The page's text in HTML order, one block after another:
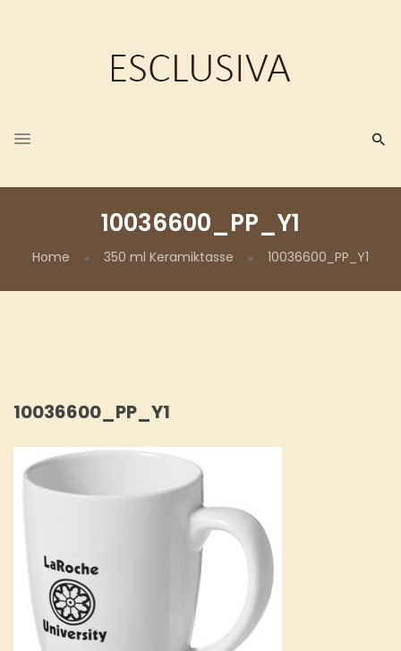
10036600_PP_Y1
Home 350 ml Keramiktasse 10036600_PP_Y1
10036600_PP_Y1